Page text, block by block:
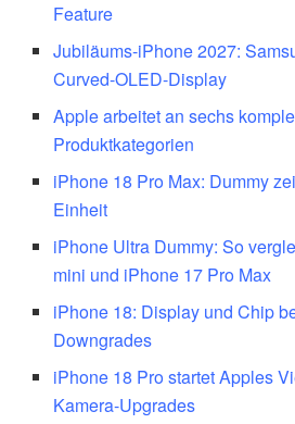
Feature
Jubiläums-iPhone 2027:
Curved-OLED-Display
Apple arbeitet an sechs
Produktkategorien
iPhone 18 Pro Max: Dummy
Einheit
iPhone Ultra Dummy: So
mini und iPhone 17 Pro Max
iPhone 18: Display und Chip
Downgrades
iPhone 18 Pro startet Apples
Kamera-Upgrades